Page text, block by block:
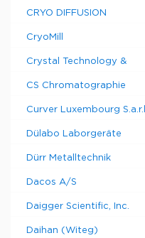
CRYO DIFFUSION
CryoMill
Crystal Technology &
CS Chromatographie
Curver Luxembourg S.a.r.l.
Dülabo Laborgeräte
Dürr Metalltechnik
Dacos A/S
Daigger Scientific, Inc.
Daihan (Witeg)